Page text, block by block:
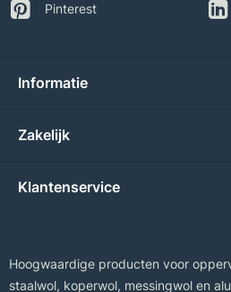
Pinterest
Informatie
Zakelijk
Klantenservice
Hoogwaardige producten voor
staalwol, koperwol, messingwol en